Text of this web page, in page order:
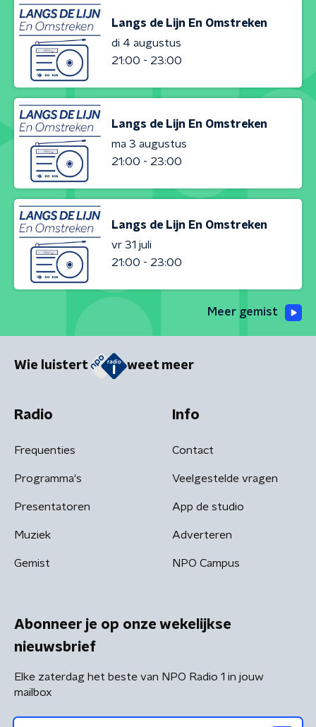
Langs de Lijn En Omstreken
di 4 augustus
21:00 - 23:00
Langs de Lijn En Omstreken
ma 3 augustus
21:00 - 23:00
Langs de Lijn En Omstreken
vr 31 juli
21:00 - 23:00
Meer gemist
Wie luistert weet meer
Radio
Frequenties
Programma's
Presentatoren
Muziek
Gemist
Info
Contact
Veelgestelde vragen
App de studio
Adverteren
NPO Campus
Abonneer je op onze wekelijkse
nieuwsbrief
Elke zaterdag het beste van NPO Radio 1 in jouw
mailbox